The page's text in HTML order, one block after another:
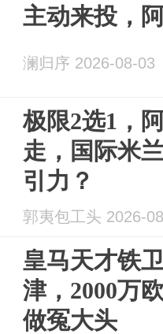
主动来投，
澜归序 2026-08-03
极限2选1，
走，国际米
引力？
郭夷包工头 2026-
皇马天才铁
津，2000万
做冤大头